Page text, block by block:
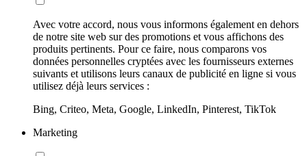
Avec votre accord, nous vous informons également en dehors
de notre site web sur des promotions et vous affichons des
produits pertinents. Pour ce faire, nous comparons vos
données personnelles cryptées avec les fournisseurs externes
suivants et utilisons leurs canaux de publicité en ligne si vous
utilisez déjà leurs services :
Bing, Criteo, Meta, Google, LinkedIn, Pinterest, TikTok
Marketing